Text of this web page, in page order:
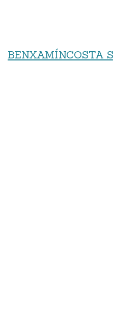
BENXAMÍNCOSTA